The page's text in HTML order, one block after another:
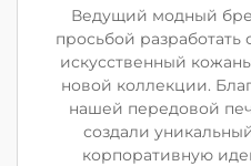
Ведущий модный
просьбой
искусственный
новой коллекции.
нашей передовой
создали
корпоративную